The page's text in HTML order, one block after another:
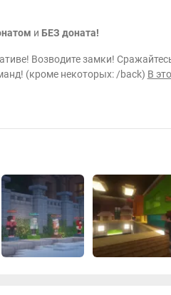
и БЕЗ доната!
Возводите замки!
(кроме некоторых: /back) В
игры, которых вы редко где